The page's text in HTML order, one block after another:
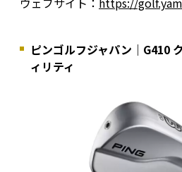
ピンゴルフジャパン｜G410
ィリティ